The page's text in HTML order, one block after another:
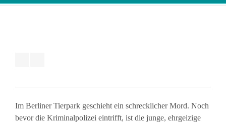
Im Berliner Tierpark geschieht ein schrecklicher Mord. Noch
bevor die Kriminalpolizei eintrifft, ist die junge, ehrgeizige